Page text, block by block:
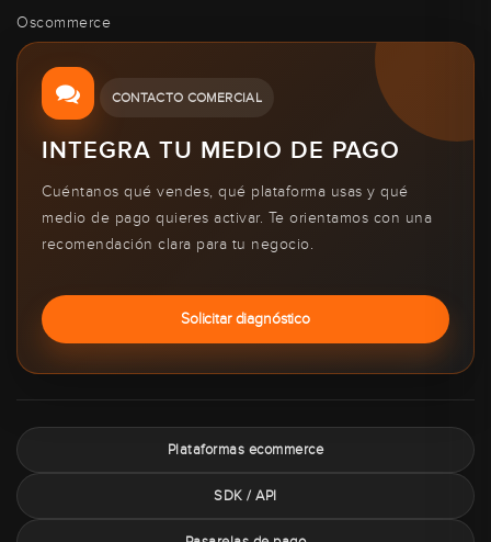
Oscommerce
CONTACTO COMERCIAL
INTEGRA TU MEDIO DE PAGO
Cuéntanos qué vendes, qué plataforma usas y qué
medio de pago quieres activar. Te orientamos con una
recomendación clara para tu negocio.
Solicitar diagnóstico
Plataformas ecommerce
SDK / API